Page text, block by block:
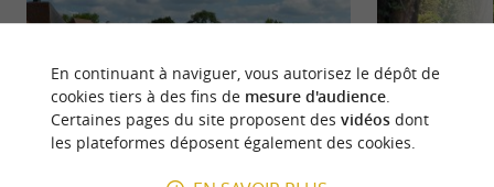
En continuant à naviguer, vous autorisez le dépôt de
cookies tiers à des fins de mesure d'audience.
Certaines pages du site proposent des vidéosdont
les plateformes déposent également des cookies.